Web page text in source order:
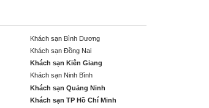
Khách sạn Bình Dương
Khách sạn Đồng Nai
Khách sạn Kiên Giang
Khách sạn Ninh Bình
Khách sạn Quảng Ninh
Khách sạn TP Hồ Chí Minh